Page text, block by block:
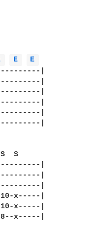
E
E
|
|
|
|
|
|
S
|
|
|
x-----|
x-----|
x-----|